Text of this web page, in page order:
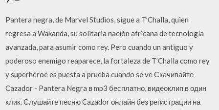
Pantera negra, de Marvel Studios, sigue a T’Challa, quien
regresa a Wakanda, su solitaria nación africana de tecnología
avanzada, para asumir como rey. Pero cuando un antiguo y
poderoso enemigo reaparece, la fortaleza de T’Challa como rey
y superhéroe es puesta a prueba cuando se ve Скачивайте
Cazador - Pantera Negra в mp3 бесплатно, видеоклип в один
клик. Слушайте песню Cazador онлайн без регистрации на